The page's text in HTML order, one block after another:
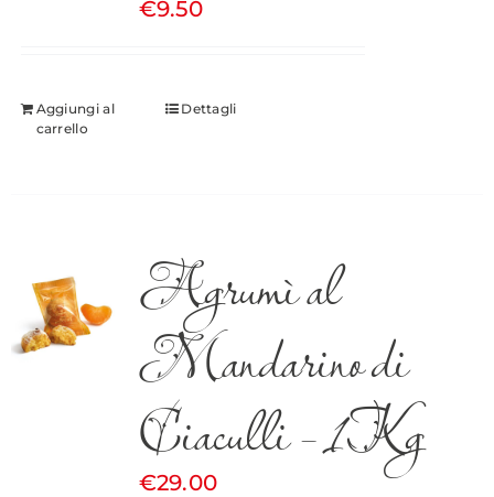
€9.50
Aggiungi al
carrello
Dettagli
Agrumì al
Mandarino di
Ciaculli – 1Kg
€29.00